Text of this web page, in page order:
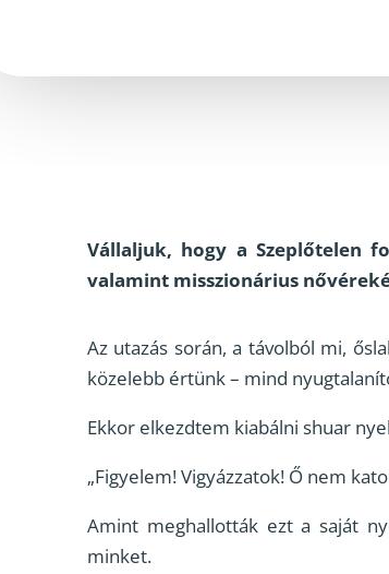
Vállaljuk, hogy a Szeplőtelen
valamint misszionárius
Az utazás során, a távolból mi,
közelebb értünk – mind
Ekkor elkezdtem kiabálni shuar
„Figyelem! Vigyázzatok! Ő nem
Amint meghallották ezt a saját
minket.